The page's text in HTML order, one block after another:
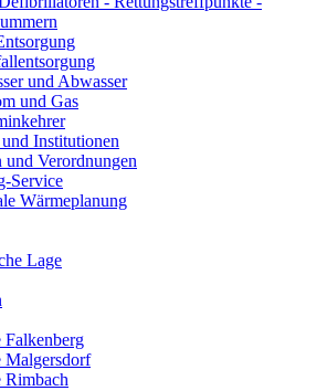
und Abwasser
und Gas
Institutionen
und Verordnungen
Service
Wärmeplanung
Lage
Falkenberg
Malgersdorf
Rimbach